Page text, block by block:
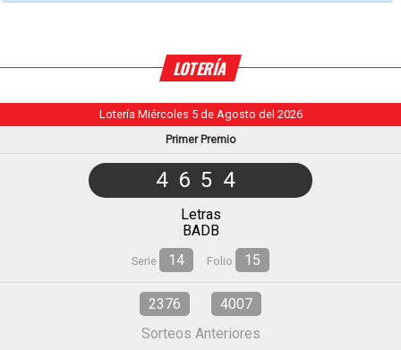
LOTERÍA
Lotería Miércoles 5 de Agosto del 2026
Primer Premio
4654
Letras
BADB
Serie 14 Folio 15
2376
4007
Sorteos Anteriores